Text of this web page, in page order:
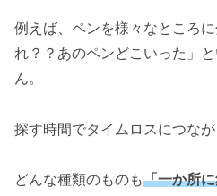
例えば、ペンを様々なところ
れ？？あのペンどこいった」
ん。
探す時間でタイムロスにつなが
どんな種類のものも「一か所